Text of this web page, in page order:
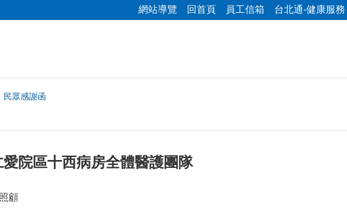
網站導覽 回首頁 員工信箱 台北通-健康服務
民眾感謝函
愛院區十西病房全體醫護團隊
顧